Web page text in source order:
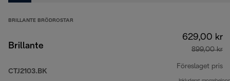
BRILLANTE BRÖDROSTAR
Brillante
CTJ2103.BK
629,00 kr
899,00 kr
Föreslaget pris